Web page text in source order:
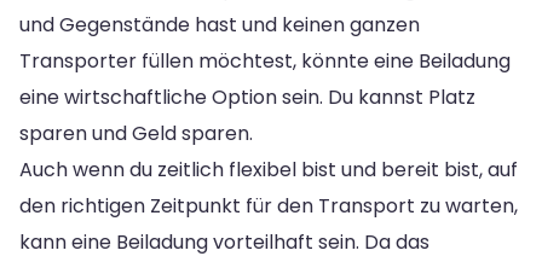
und Gegenstände hast und keinen ganzen
Transporter füllen möchtest, könnte eine Beiladung
eine wirtschaftliche Option sein. Du kannst Platz
sparen und Geld sparen.
Auch wenn du zeitlich flexibel bist und bereit bist, auf
den richtigen Zeitpunkt für den Transport zu warten,
kann eine Beiladung vorteilhaft sein. Da das